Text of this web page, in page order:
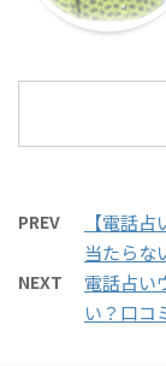
PREV
【電話
当たらな
NEXT
電話占い
い？口コ